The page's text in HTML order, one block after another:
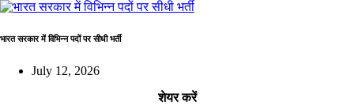
भारत सरकार में विभिन्न पदों पर सीधी भर्ती
July 12, 2026
शेयर करें